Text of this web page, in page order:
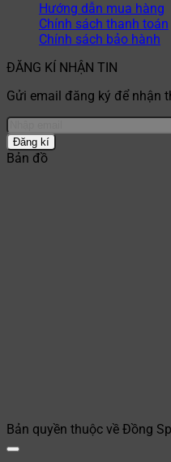
Hướng dẫn mua hàng
Chính sách thanh toán
Chính sách bảo hành
ĐĂNG KÍ NHẬN TIN
Gửi email đăng ký để nhận
Bản đồ
Bản quyền thuộc về Đồng